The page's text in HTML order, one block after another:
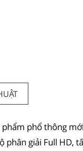
phẩm phổ thông
giải Full HD,